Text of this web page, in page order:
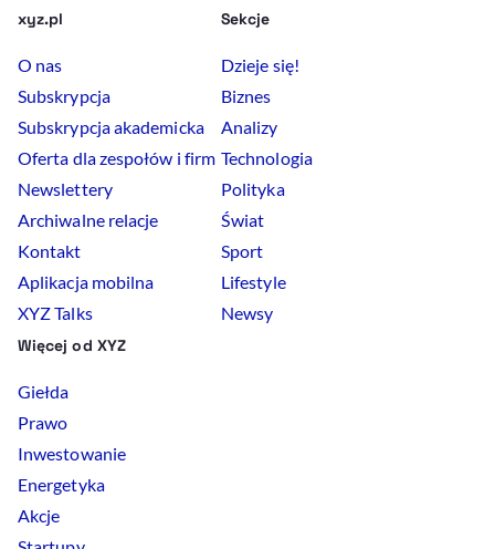
xyz.pl
O nas
Subskrypcja
Subskrypcja akademicka
Oferta dla zespołów i firm
Newslettery
Archiwalne relacje
Kontakt
Aplikacja mobilna
XYZ Talks
Sekcje
Dzieje się!
Biznes
Analizy
Technologia
Polityka
Świat
Sport
Lifestyle
Newsy
Więcej od XYZ
Giełda
Prawo
Inwestowanie
Energetyka
Akcje